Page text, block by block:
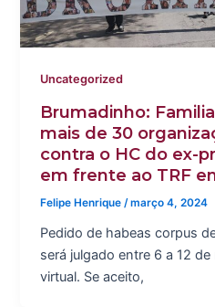
Uncategorized
Brumadinho:
mais de 30
contra o HC do ex-
em frente ao TRF
Felipe Henrique /março 4, 2024
Pedido de habeas corpus
será julgado entre 6 a 12
virtual. Se aceito,